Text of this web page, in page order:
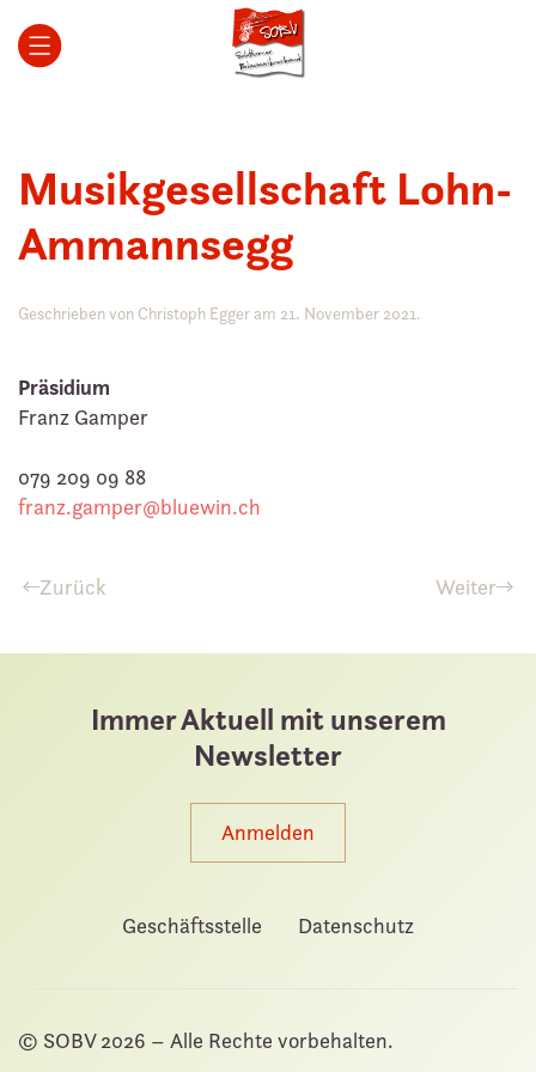
Zum Hauptinhalt springen
Musikgesellschaft Lohn-
Ammannsegg
Geschrieben von Christoph Egger am 21. November 2021.
Präsidium
Franz Gamper
079 209 09 88
franz.gamper@bluewin.ch
Zurück Weiter
Immer Aktuell mit unserem
Newsletter
Anmelden
Geschäftsstelle Datenschutz
© SOBV2026 – Alle Rechte vorbehalten.